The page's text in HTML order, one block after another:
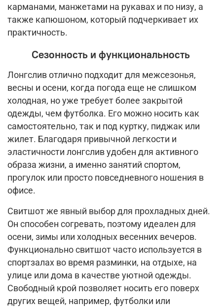
карманами, манжетами на рукавах и по низу, а
также капюшоном, который подчеркивает их
практичность.
Сезонность и функциональность
Лонгслив отлично подходит для межсезонья,
весны и осени, когда погода еще не слишком
холодная, но уже требует более закрытой
одежды, чем футболка. Его можно носить как
самостоятельно, так и под куртку, пиджак или
жилет. Благодаря привычной легкости и
эластичности лонгслив удобен для активного
образа жизни, а именно занятий спортом,
прогулок или просто повседневного ношения в
офисе.
Свитшот же явный выбор для прохладных дней.
Он способен согревать, поэтому идеален для
осени, зимы или холодных весенних вечеров.
Функционально свитшот часто используется в
спортзалах во время разминки, на отдыхе, на
улице или дома в качестве уютной одежды.
Свободный крой позволяет носить его поверх
других вещей, например, футболки или